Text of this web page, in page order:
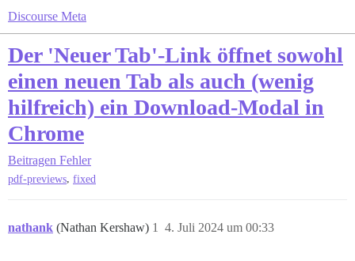
Discourse Meta
Der 'Neuer Tab'-Link öffnet sowohl
einen neuen Tab als auch (wenig
hilfreich) ein Download-Modal in
Chrome
Beitragen Fehler
pdf-previews, fixed
nathank (Nathan Kershaw) 4. Juli 2024 um 00:33
1